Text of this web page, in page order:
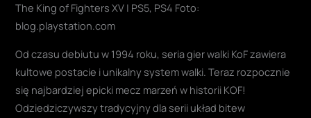
The King of Fighters XV | PS5, PS4 Foto:
blog.playstation.com
Od czasu debiutu w 1994 roku, seria gier walki KoF zawiera
kultowe postacie i unikalny system walki. Teraz rozpocznie
się najbardziej epicki mecz marzeń w historii KOF!
Odziedziczywszy tradycyjny dla serii układ bitew